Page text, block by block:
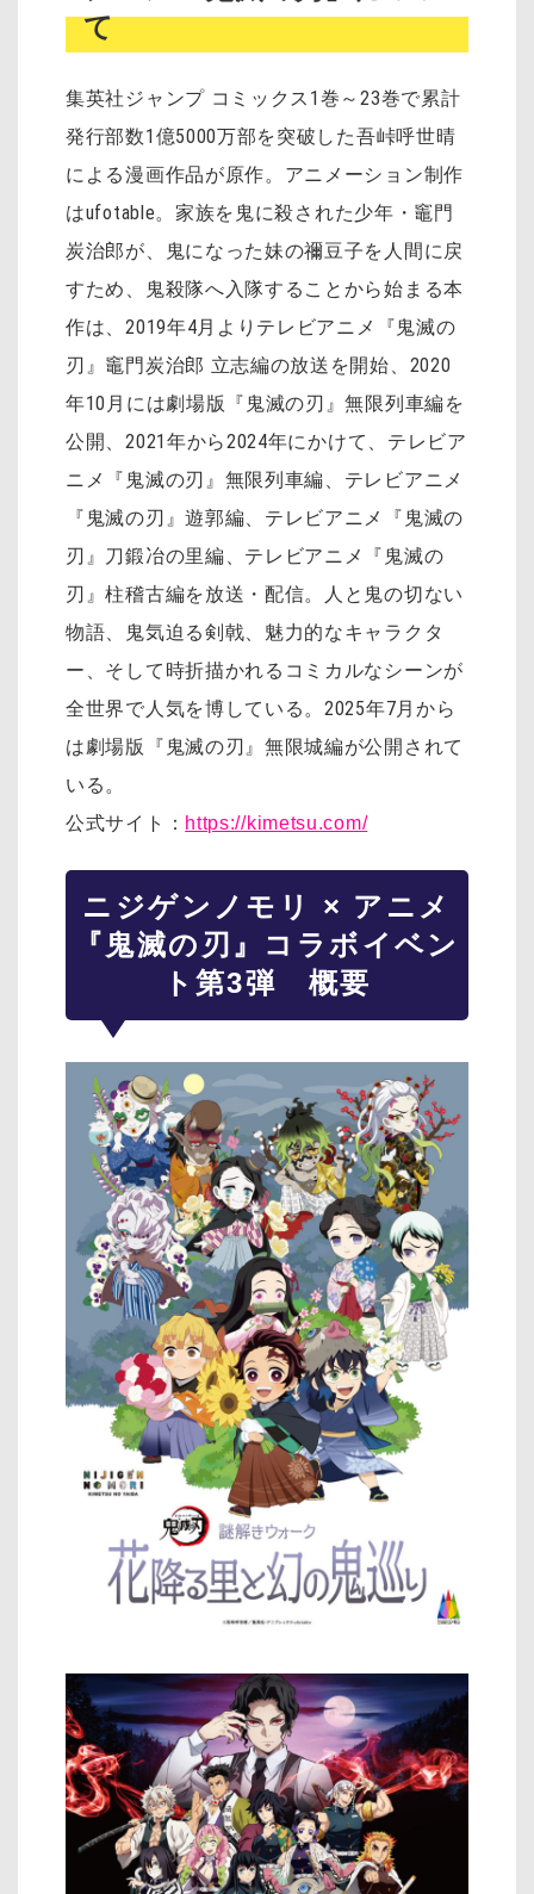
て
集英社ジャンプ コミックス1巻～23巻で累計
発行部数1億5000万部を突破した吾峠呼世晴
による漫画作品が原作。アニメーション制作
はufotable。家族を鬼に殺された少年・竈門
炭治郎が、鬼になった妹の禰󠄀豆子を人間に戻
すため、鬼殺隊へ入隊することから始まる本
作は、2019年4月よりテレビアニメ『鬼滅の
刃』竈門炭治郎 立志編の放送を開始、2020
年10月には劇場版『鬼滅の刃』無限列車編を
公開、2021年から2024年にかけて、テレビア
ニメ『鬼滅の刃』無限列車編、テレビアニメ
『鬼滅の刃』遊郭編、テレビアニメ『鬼滅の
刃』刀鍛冶の里編、テレビアニメ『鬼滅の
刃』柱稽古編を放送・配信。人と鬼の切ない
物語、鬼気迫る剣戟、魅力的なキャラクタ
ー、そして時折描かれるコミカルなシーンが
全世界で人気を博している。2025年7月から
は劇場版『鬼滅の刃』無限城編が公開されて
いる。
公式サイト： https://kimetsu.com/
ニジゲンノモリ × アニメ
『鬼滅の刃』コラボイベン
ト第3弾 概要